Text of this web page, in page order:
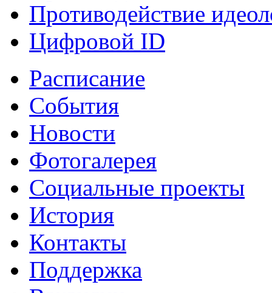
Противодействие
Цифровой ID
Расписание
События
Новости
Фотогалерея
Социальные проекты
История
Контакты
Поддержка